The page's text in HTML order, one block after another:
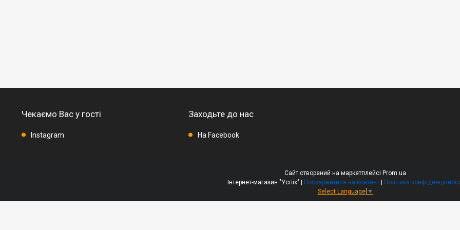
Чекаємо Вас у гості
Instagram
Заходьте до нас
На Facebook
Сайт створений на маркетплейсі Prom.ua
Інтернет-магазин "Успіх" | Поскаржитися на контент | Політика
Select Language ▼